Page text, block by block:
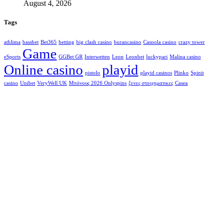
August 4, 2026
Tags
athlima bassbet Bet365 betting big clash casino burancasino Casoola casino crazy tower
eSports Game GGBet GR Interwetten Leon Leonbet luckypari Malina casino
Online casino pistolo playid playid casinos Plinko Spinit
casino Unibet VeryWell UK Μπόνους 2026 Onlyspins ξενες στοιχηματικες Сasea